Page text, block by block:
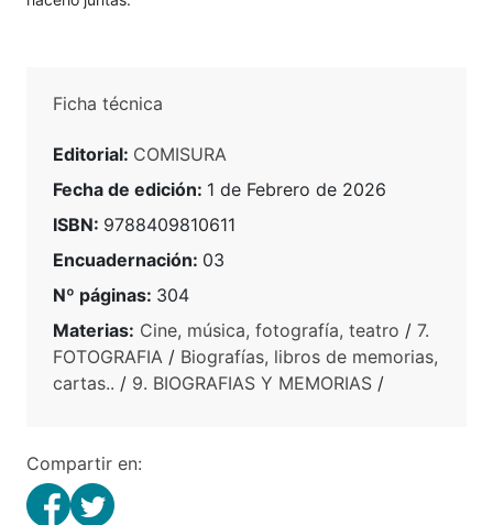
Ficha técnica
Editorial: COMISURA
Fecha de edición: 1 de Febrero de 2026
ISBN: 9788409810611
Encuadernación: 03
Nº páginas: 304
Materias: Cine, música, fotografía, teatro / 7.
FOTOGRAFIA / Biografías, libros de memorias,
cartas.. / 9. BIOGRAFIAS Y MEMORIAS /
Compartir en: